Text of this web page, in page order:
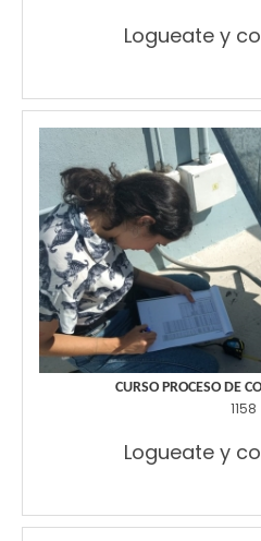
Logueate y
CURSO PROCESO DE
1158
Logueate y